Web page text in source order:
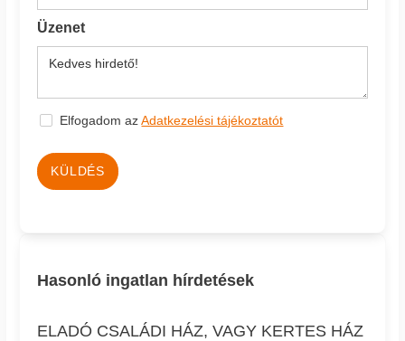
Üzenet
Elfogadom azAdatkezelési tájékoztatót
KÜLDÉS
Hasonló ingatlan hírdetések
ELADÓ CSALÁDI HÁZ, VAGY KERTES HÁZ